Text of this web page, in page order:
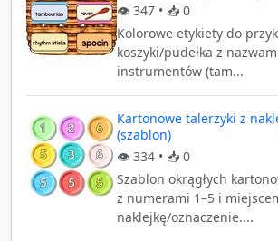
👁️ 347 • 📥 0
Kolorowe etykiety do
koszyki/pudełka z
instrumentów (tam...
Kartonowe talerzyki z
(szablon)
👁️ 334 • 📥 0
Szablon okrągłych
z numerami 1–5 i
naklejkę/oznaczenie....